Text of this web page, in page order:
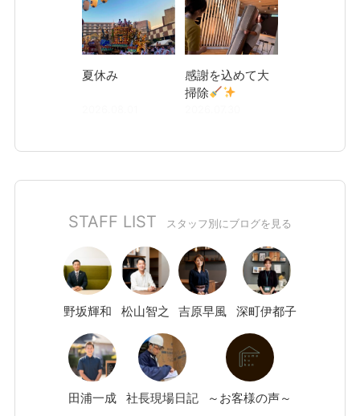
夏休み
感謝を込めて大
掃除
STAFF LIST スタッフ別にブログを見る
野坂輝和 松山智之 吉原早風 深町伊都子
田浦一成 社長現場日記 ～お客様の声～